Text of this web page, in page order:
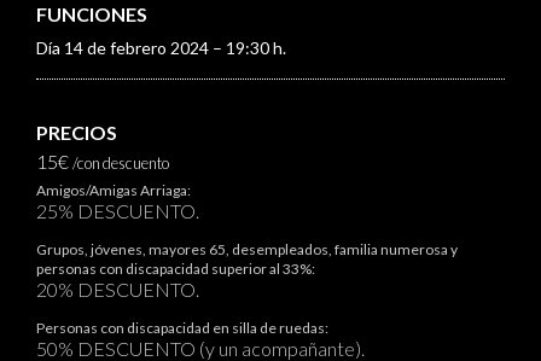
FUNCIONES
Día 14 de febrero 2024 – 19:30 h.
PRECIOS
15€/con descuento
Amigos/Amigas Arriaga:
25% DESCUENTO.
Grupos, jóvenes, mayores 65, desempleados, familia numerosa y
personas con discapacidad superior al 33%:
20% DESCUENTO.
Personas con discapacidad en silla de ruedas:
50% DESCUENTO (y un acompañante).